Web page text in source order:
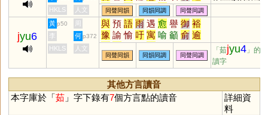
迂 娛 禺 榆 蠕 虞 渝 隅 圩
瑜 庾 孺 嵎 盂 銣 揄 諛 腴
竽 歟 濡 喁 畬 臾 嚅 覦 璵
臑 艅 崳 旟 繻 邘 歈 毹 狳
窬 萸 薷 襦 髃 蝓 雩 踰 妤
褕 帤 挐 舁 湡 袽 隃 牏 睮
羭 蕍 蕠 嬬 鴽 謣 鰅 轝 醹
鸆 齵 鸒 擩 堣 杅
与 澞 侞 堬 雓 燸 歶
茹柔吐剛,茹
吞悲,含辛茹
HKLS 人文 同聲同韻 同韻同調 同聲同調
jyu6
黃 p50 周 與 預 語 雨 遇 愈 譽 御 裕
豫 諭 愉 吁 寓 喻 籲 俞 逾
禦 禺 峪 隅 馭 澦 孺 銣 覦
洳 窬 踰 与 藇 蕷 悆 蓹 瘉
翑 礜 癒
李 何 p372
HKLS 人文
同聲同韻 同韻同調 同聲同調
「茹jyu4 」的異
讀字
其他方言讀音
本字庫於「茹」字下錄有7個方言點的讀音
詳細資
料